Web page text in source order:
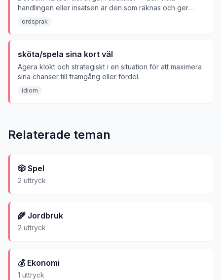
handlingen eller insatsen är den som räknas och ger
seger.
ordsprak
sköta/spela sina kort väl
Agera klokt och strategiskt i en situation för att maximera
sina chanser till framgång eller fördel.
idiom
Relaterade teman
🎲 Spel
2 uttryck
🌾 Jordbruk
2 uttryck
💰 Ekonomi
1 uttryck